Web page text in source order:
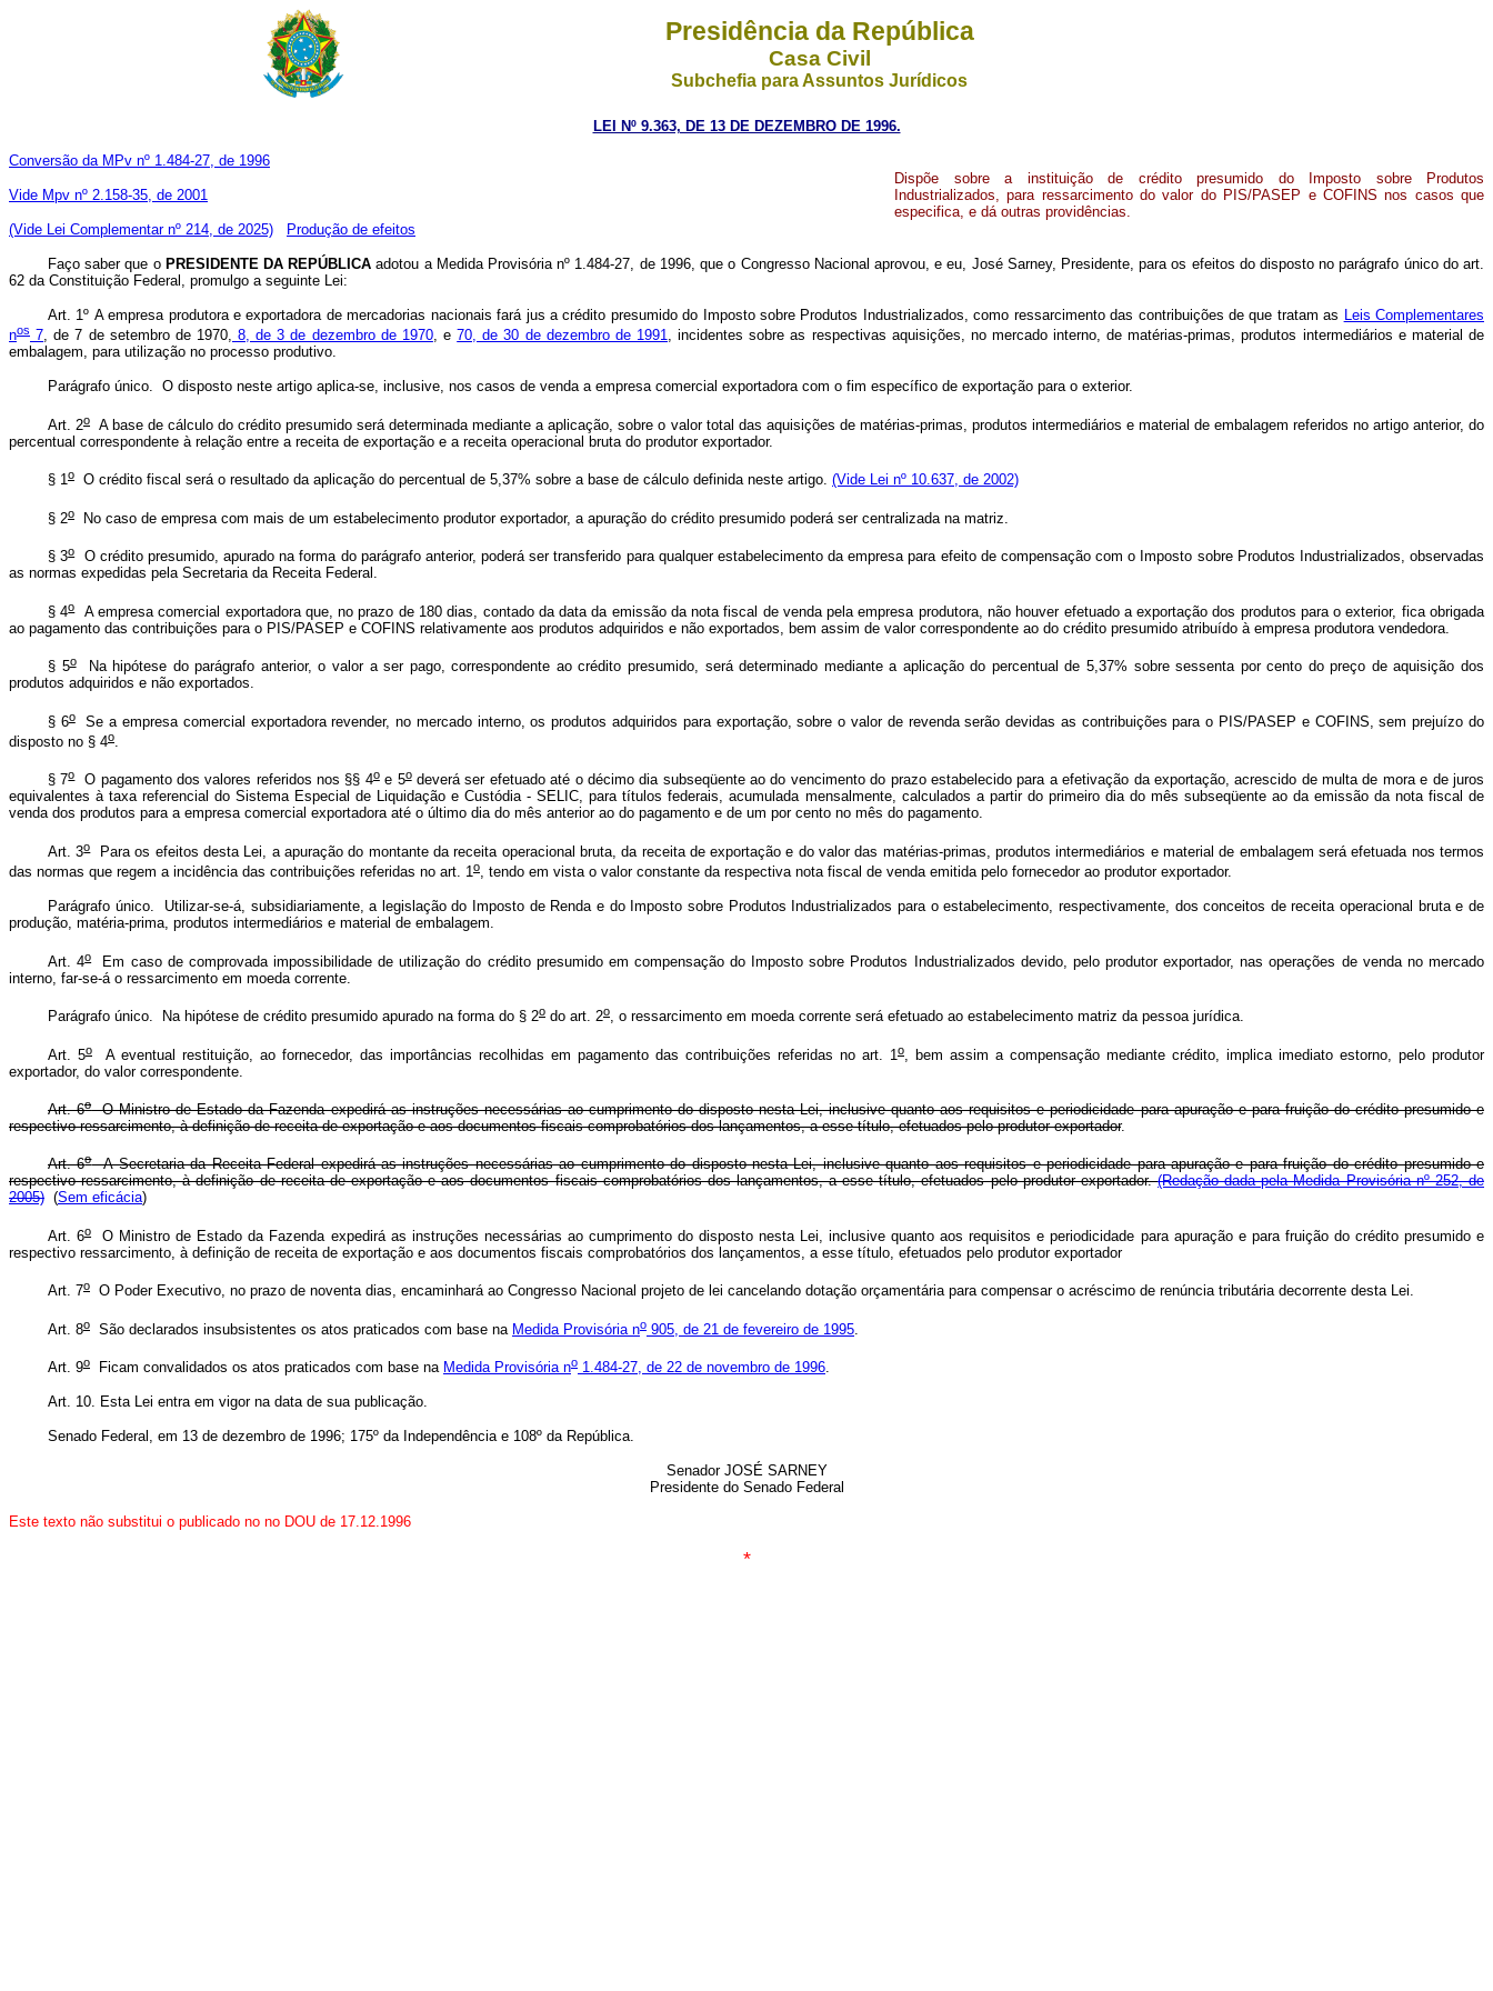
Presidência da República
Casa Civil
Subchefia para Assuntos Jurídicos
LEI Nº 9.363, DE 13 DE DEZEMBRO DE 1996.
Conversão da MPv nº 1.484-27, de 1996
Vide Mpv nº 2.158-35, de 2001
(Vide Lei Complementar nº 214, de 2025) Produção de efeitos
Dispõe sobre a instituição de crédito presumido do Imposto sobre Produtos
Industrializados, para ressarcimento do valor do PIS/PASEP e COFINS nos casos que
especifica, e dá outras providências.
Faço saber que o PRESIDENTE DA REPÚBLICA adotou a Medida Provisória nº 1.484-27, de 1996, que o Congresso Nacional aprovou, e eu, José Sarney, Presidente, para os efeitos do disposto no parágrafo único do art.
62 da Constituição Federal, promulgo a seguinte Lei:
Art. 1º A empresa produtora e exportadora de mercadorias nacionais fará jus a crédito presumido do Imposto sobre Produtos Industrializados, como ressarcimento das contribuições de que tratam as Leis Complementares
nos 7, de 7 de setembro de 1970, 8, de 3 de dezembro de 1970, e70, de 30 de dezembro de 1991, incidentes sobre as respectivas aquisições, no mercado interno, de matérias-primas, produtos intermediários e material de
embalagem, para utilização no processo produtivo.
Parágrafo único. O disposto neste artigo aplica-se, inclusive, nos casos de venda a empresa comercial exportadora com o fim específico de exportação para o exterior.
Art. 2o
A base de cálculo do crédito presumido será determinada mediante a aplicação, sobre o valor total das aquisições de matérias-primas, produtos intermediários e material de embalagem referidos no artigo anterior, do
percentual correspondente à relação entre a receita de exportação e a receita operacional bruta do produtor exportador.
§ 1o O crédito fiscal será o resultado da aplicação do percentual de 5,37% sobre a base de cálculo definida neste artigo. (Vide Lei nº 10.637, de 2002)
§ 2o No caso de empresa com mais de um estabelecimento produtor exportador, a apuração do crédito presumido poderá ser centralizada na matriz.
§ 3oO crédito presumido, apurado na forma do parágrafo anterior, poderá ser transferido para qualquer estabelecimento da empresa para efeito de compensação com o Imposto sobre Produtos Industrializados, observadas
as normas expedidas pela Secretaria da Receita Federal.
§ 4oA empresa comercial exportadora que, no prazo de 180 dias, contado da data da emissão da nota fiscal de venda pela empresa produtora, não houver efetuado a exportação dos produtos para o exterior, fica obrigada
ao pagamento das contribuições para o PIS/PASEP e COFINS relativamente aos produtos adquiridos e não exportados, bem assim de valor correspondente ao do crédito presumido atribuído à empresa produtora vendedora.
§ 5oNa hipótese do parágrafo anterior, o valor a ser pago, correspondente ao crédito presumido, será determinado mediante a aplicação do percentual de 5,37% sobre sessenta por cento do preço de aquisição dos
produtos adquiridos e não exportados.
§ 6oSe a empresa comercial exportadora revender, no mercado interno, os produtos adquiridos para exportação, sobre o valor de revenda serão devidas as contribuições para o PIS/PASEP e COFINS, sem prejuízo do
disposto no § 4o
§ 7oO pagamento dos valores referidos nos §§ 4oe 5odeverá ser efetuado até o décimo dia subseqüente ao do vencimento do prazo estabelecido para a efetivação da exportação, acrescido de multa de mora e de juros
equivalentes à taxa referencial do Sistema Especial de Liquidação e Custódia - SELIC, para títulos federais, acumulada mensalmente, calculados a partir do primeiro dia do mês subseqüente ao da emissão da nota fiscal de
venda dos produtos para a empresa comercial exportadora até o último dia do mês anterior ao do pagamento e de um por cento no mês do pagamento.
Art. 3oPara os efeitos desta Lei, a apuração do montante da receita operacional bruta, da receita de exportação e do valor das matérias-primas, produtos intermediários e material de embalagem será efetuada nos termos
das normas que regem a incidência das contribuições referidas no art. 1o, tendo em vista o valor constante da respectiva nota fiscal de venda emitida pelo fornecedor ao produtor exportador.
Parágrafo único. Utilizar-se-á, subsidiariamente, a legislação do Imposto de Renda e do Imposto sobre Produtos Industrializados para o estabelecimento, respectivamente, dos conceitos de receita operacional bruta e de
produção, matéria-prima, produtos intermediários e material de embalagem.
Art. 4oEm caso de comprovada impossibilidade de utilização do crédito presumido em compensação do Imposto sobre Produtos Industrializados devido, pelo produtor exportador, nas operações de venda no mercado
interno, far-se-á o ressarcimento em moeda corrente.
Parágrafo único. Na hipótese de crédito presumido apurado na forma do § 2o do art. 2o, o ressarcimento em moeda corrente será efetuado ao estabelecimento matriz da pessoa jurídica.
Art. 5o A eventual restituição, ao fornecedor, das importâncias recolhidas em pagamento das contribuições referidas no art. 1o
, bem assim a compensação mediante crédito, implica imediato estorno, pelo produtor
exportador, do valor correspondente.
Art. 6oO Ministro de Estado da Fazenda expedirá as instruções necessárias ao cumprimento do disposto nesta Lei, inclusive quanto aos requisitos e periodicidade para apuração e para fruição do crédito presumido e
respectivo ressarcimento, à definição de receita de exportação e aos documentos fiscais comprobatórios dos lançamentos, a esse título, efetuados pelo produtor exportador.
Art. 6oA Secretaria da Receita Federal expedirá as instruções necessárias ao cumprimento do disposto nesta Lei, inclusive quanto aos requisitos e periodicidade para apuração e para fruição do crédito presumido e
respectivo ressarcimento, à definição de receita de exportação e aos documentos fiscais comprobatórios dos lançamentos, a esse título, efetuados pelo produtor exportador.(Redação dada pela Medida Provisória nº 252, de
2005) (Sem eficácia)
Art. 6o
O Ministro de Estado da Fazenda expedirá as instruções necessárias ao cumprimento do disposto nesta Lei, inclusive quanto aos requisitos e periodicidade para apuração e para fruição do crédito presumido e
respectivo ressarcimento, à definição de receita de exportação e aos documentos fiscais comprobatórios dos lançamentos, a esse título, efetuados pelo produtor exportador
Art. 7o O Poder Executivo, no prazo de noventa dias, encaminhará ao Congresso Nacional projeto de lei cancelando dotação orçamentária para compensar o acréscimo de renúncia tributária decorrente desta Lei.
Art. 8o São declarados insubsistentes os atos praticados com base na Medida Provisória no 905, de 21 de fevereiro de 1995
Art. 9o Ficam convalidados os atos praticados com base na Medida Provisória no 1.484-27, de 22 de novembro de 1996.
Art. 10. Esta Lei entra em vigor na data de sua publicação.
Senado Federal, em 13 de dezembro de 1996; 175º da Independência e 108º da República.
Senador JOSÉ SARNEY
Presidente do Senado Federal
Este texto não substitui o publicado no no DOU de 17.12.1996
*